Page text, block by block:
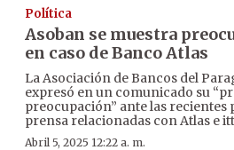
Política
Asoban se muestra
en caso de Banco Atlas
La Asociación de Bancos del
expresó en un comunicado su
preocupación” ante las recientes
prensa relacionadas con Atlas e
Abril 5, 2025 12:22 a. m.